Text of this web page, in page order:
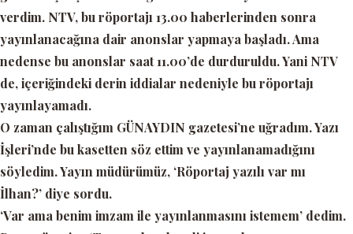
verdim. NTV, bu röportajı 13.00 haberlerinden sonra
yayınlanacağına dair anonslar yapmaya başladı. Ama
nedense bu anonslar saat 11.00’de durduruldu. Yani NTV
de, içeriğindeki derin iddialar nedeniyle bu röportajı
yayınlayamadı.
O zaman çalıştığım GÜNAYDIN gazetesi’ne uğradım. Yazı
İşleri’nde bu kasetten söz ettim ve yayınlanamadığını
söyledim. Yayın müdürümüz, ‘Röportaj yazılı var mı
İlhan?’ diye sordu.
‘Var ama benim imzam ile yayınlanmasını istemem’ dedim.